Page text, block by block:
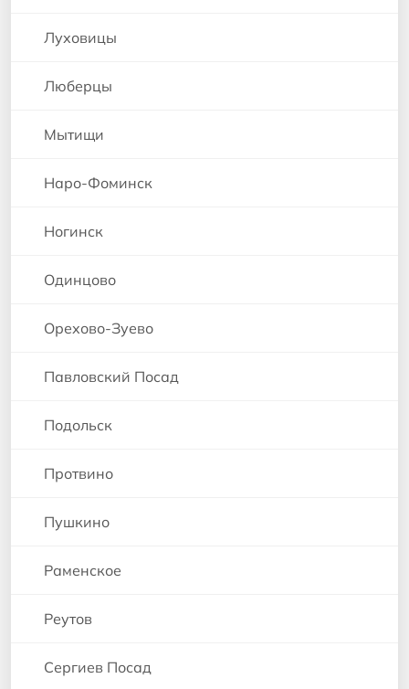
Луховицы
Люберцы
Мытищи
Наро-Фоминск
Ногинск
Одинцово
Орехово-Зуево
Павловский Посад
Подольск
Протвино
Пушкино
Раменское
Реутов
Сергиев Посад